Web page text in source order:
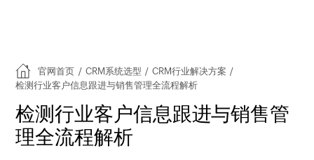
官网首页 / CRM系统选型 / CRM行业解决方案 /
检测行业客户信息跟进与销售管理全流程解析
检测行业客户信息跟进与销售管
理全流程解析